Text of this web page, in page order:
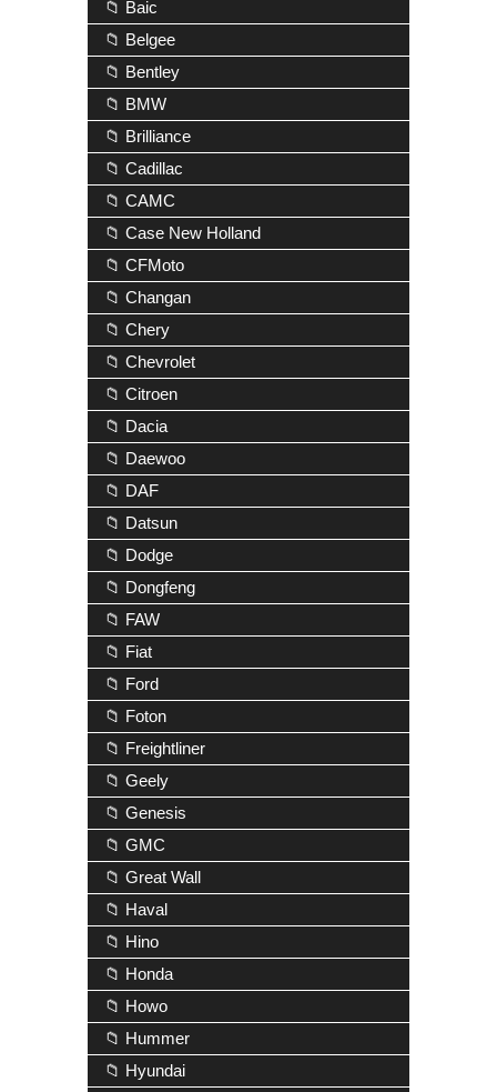
📁 Baic
📁 Belgee
📁 Bentley
📁 BMW
📁 Brilliance
📁 Cadillac
📁 CAMC
📁 Case New Holland
📁 CFMoto
📁 Changan
📁 Chery
📁 Chevrolet
📁 Citroen
📁 Dacia
📁 Daewoo
📁 DAF
📁 Datsun
📁 Dodge
📁 Dongfeng
📁 FAW
📁 Fiat
📁 Ford
📁 Foton
📁 Freightliner
📁 Geely
📁 Genesis
📁 GMC
📁 Great Wall
📁 Haval
📁 Hino
📁 Honda
📁 Howo
📁 Hummer
📁 Hyundai